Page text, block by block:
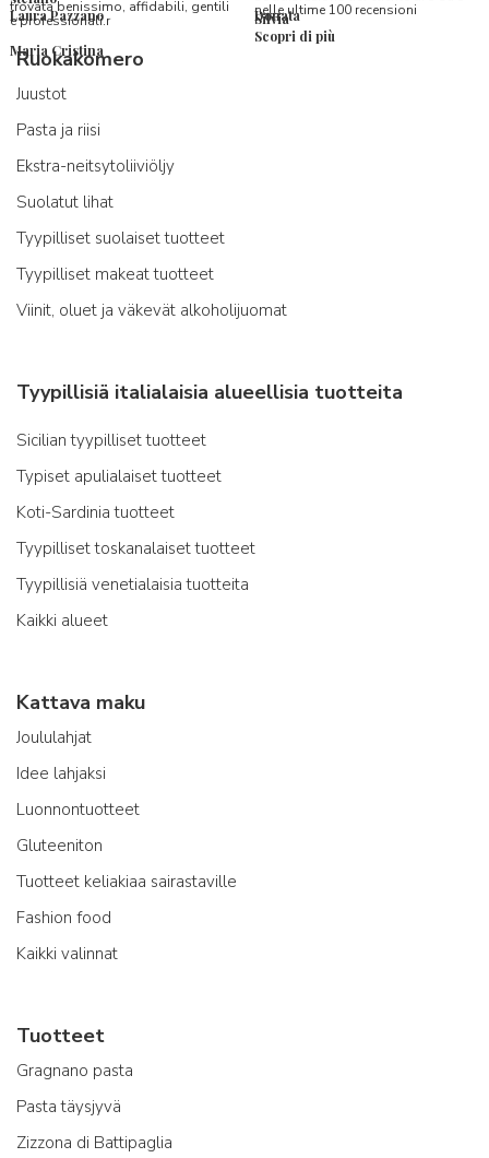
Laura Pazzano
trovata benissimo, affidabili, gentili
e professionali.r
Maria Cristina
Donata
Silvia
nelle ultime 100 recensioni
Scopri di più
Ruokakomero
Juustot
Pasta ja riisi
Ekstra-neitsytoliiviöljy
Suolatut lihat
Tyypilliset suolaiset tuotteet
Tyypilliset makeat tuotteet
Viinit, oluet ja väkevät alkoholijuomat
Tyypillisiä italialaisia alueellisia tuotteita
Sicilian tyypilliset tuotteet
Typiset apulialaiset tuotteet
Koti-Sardinia tuotteet
Tyypilliset toskanalaiset tuotteet
Tyypillisiä venetialaisia tuotteita
Kaikki alueet
Kattava maku
Joululahjat
Idee lahjaksi
Luonnontuotteet
Gluteeniton
Tuotteet keliakiaa sairastaville
Fashion food
Kaikki valinnat
Tuotteet
Gragnano pasta
Pasta täysjyvä
Zizzona di Battipaglia